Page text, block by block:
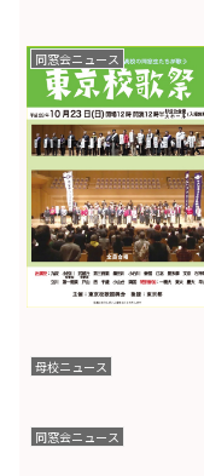
同窓会ニュース
母校ニュース
同窓会ニュース